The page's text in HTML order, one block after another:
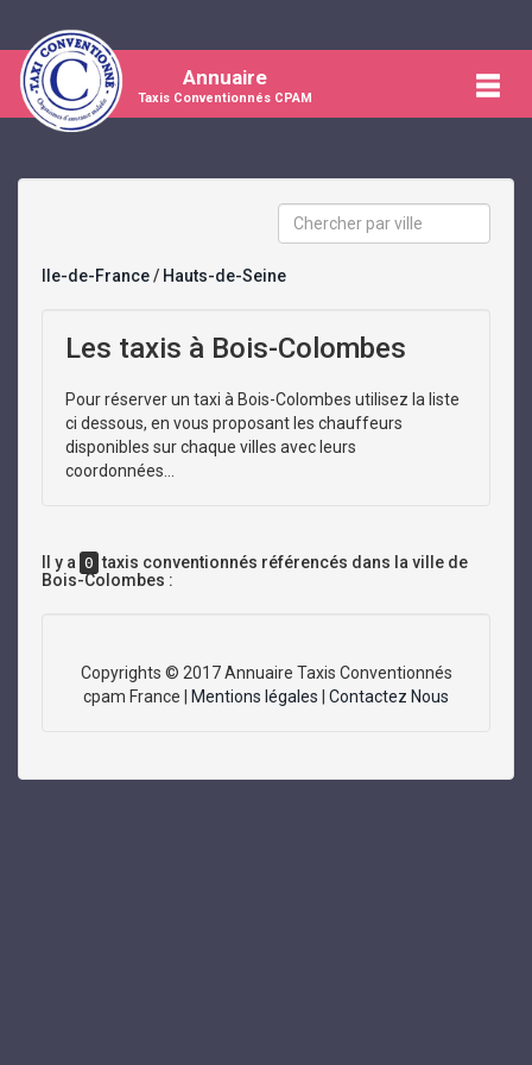
Annuaire
Taxis Conventionnés CPAM
Ile-de-France/ Hauts-de-Seine
Les taxis à Bois-Colombes
Pour réserver un taxi à Bois-Colombes utilisez la liste
ci dessous, en vous proposant les chauffeurs
disponibles sur chaque villes avec leurs
coordonnées...
Il y a 0 taxis conventionnés référencés dans la ville de
Bois-Colombes :
Copyrights © 2017 Annuaire Taxis Conventionnés
cpam France |
Mentions légales Contactez Nous